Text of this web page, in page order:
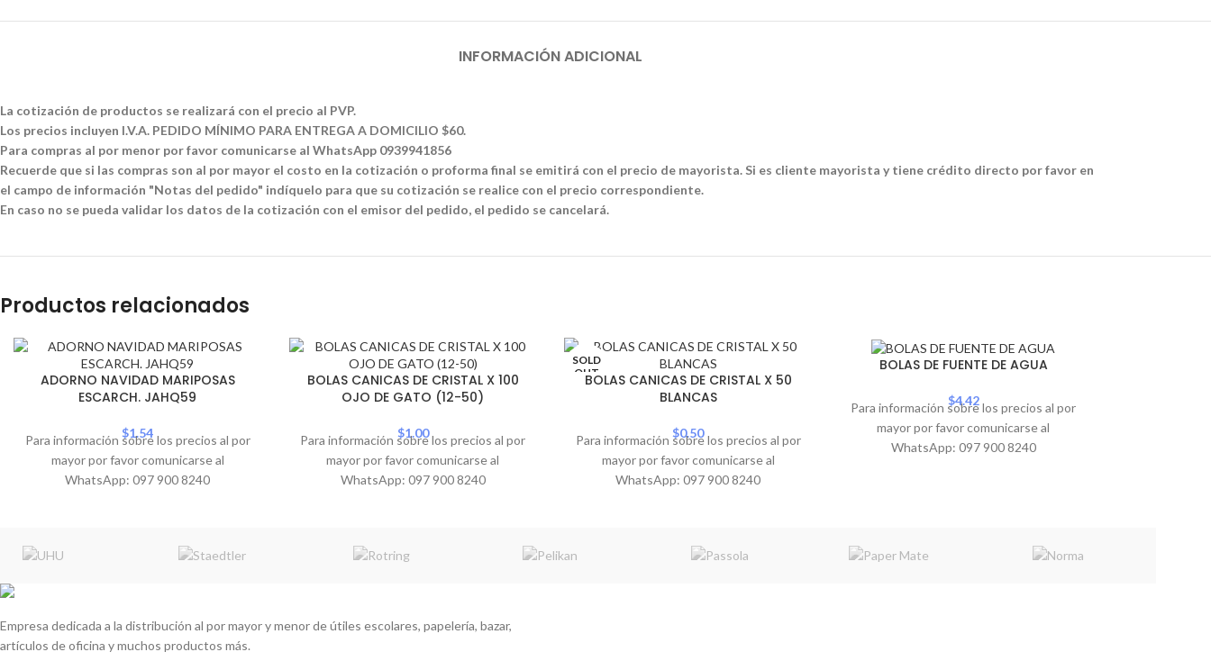
INFORMACIÓN ADICIONAL
La cotización de productos se realizará con el precio al PVP.
Los precios incluyen I.V.A. PEDIDO MÍNIMO PARA ENTREGA A DOMICILIO $60.
Para compras al por menor por favor comunicarse al WhatsApp 0939941856
Recuerde que si las compras son al por mayor el costo en la cotización o proforma final se emitirá con el precio de mayorista. Si es cliente mayorista y tiene crédito directo por favor en
el campo de información "Notas del pedido" indíquelo para que su cotización se realice con el precio correspondiente.
En caso no se pueda validar los datos de la cotización con el emisor del pedido, el pedido se cancelará.
Productos relacionados
ADORNO NAVIDAD MARIPOSAS
ESCARCH. JAHQ59
$1.54
Para información sobre los precios al por
mayor por favor comunicarse al
WhatsApp: 097 900 8240
BOLAS CANICAS DE CRISTAL X 100
OJO DE GATO (12-50)
$1.00
Para información sobre los precios al por
mayor por favor comunicarse al
WhatsApp: 097 900 8240
SOLD
OUTBOLAS CANICAS DE CRISTAL X 50
BLANCAS
$0.50
Para información sobre los precios al por
mayor por favor comunicarse al
WhatsApp: 097 900 8240
BOLAS DE FUENTE DE AGUA
$4.42
Para información sobre los precios al por
mayor por favor comunicarse al
WhatsApp: 097 900 8240
Empresa dedicada a la distribución al por mayor y menor de útiles escolares, papelería, bazar,
artículos de oficina y muchos productos más.